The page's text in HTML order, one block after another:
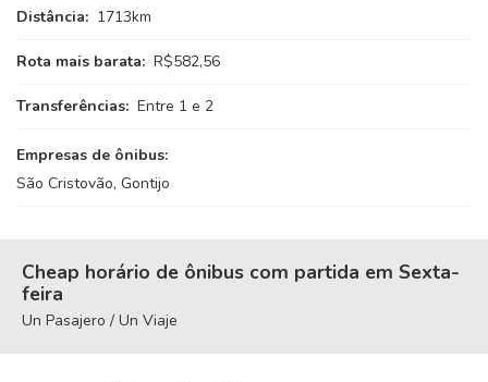
Distância: 1713km
Rota mais barata: R$582,56
Transferências: Entre 1 e 2
Empresas de ônibus:
São Cristovão, Gontijo
Cheap horário de ônibus com partida em Sexta-
feira
Un Pasajero / Un Viaje